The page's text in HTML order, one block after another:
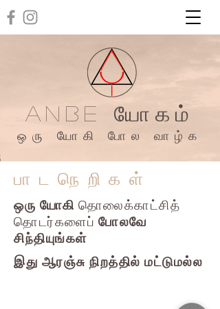
ANBE யோகம்
ஒரு யோகி போல வாழ்க
பாடநெறிகள்
ஒரு யோகி தொலைக்காட்சித்
தொடர்களைப் போலவே
சிந்தியுங்கள்
இது ஆரஞ்சு நிறத்தில் மட்டுமல்ல